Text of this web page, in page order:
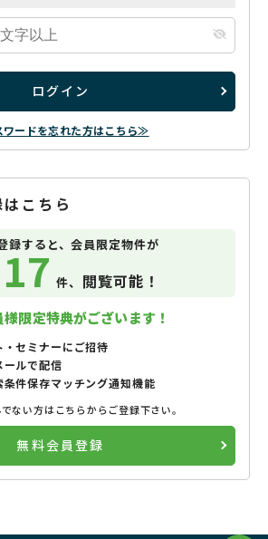
ログイン
ワードを忘れた方はこちら≫
こちら
録すると、会員限定物件が
件、 閲覧可能！
限定特典がございます！
セミナーにご招待
ールで配信
条件保存マッチング通知機能
ない方はこちらからご登録下さい。
無料会員登録